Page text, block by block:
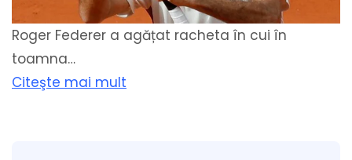
Roger Federer a agățat racheta în cui în
toamna…
Citeşte mai mult